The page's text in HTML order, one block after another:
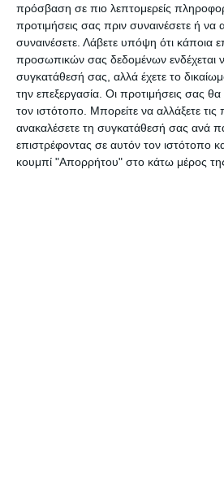
πρόσβαση σε πιο λεπτομερείς
προτιμήσεις σας πριν συναινέσετε ή να
συναινέσετε. Λάβετε υπόψη ότι κάποια
προσωπικών σας δεδομένων ενδέχεται
συγκατάθεσή σας, αλλά έχετε το
την επεξεργασία. Οι προτιμήσεις σας
τον ιστότοπο. Μπορείτε να αλλάξετε τις
ανακαλέσετε τη συγκατάθεσή σας ανά
επιστρέφοντας σε αυτόν τον ιστότοπο
κουμπί "Απορρήτου" στο κάτω μέρος της
ΔΙΑΒΆΣΤΕ ΕΠΊΣΗΣ